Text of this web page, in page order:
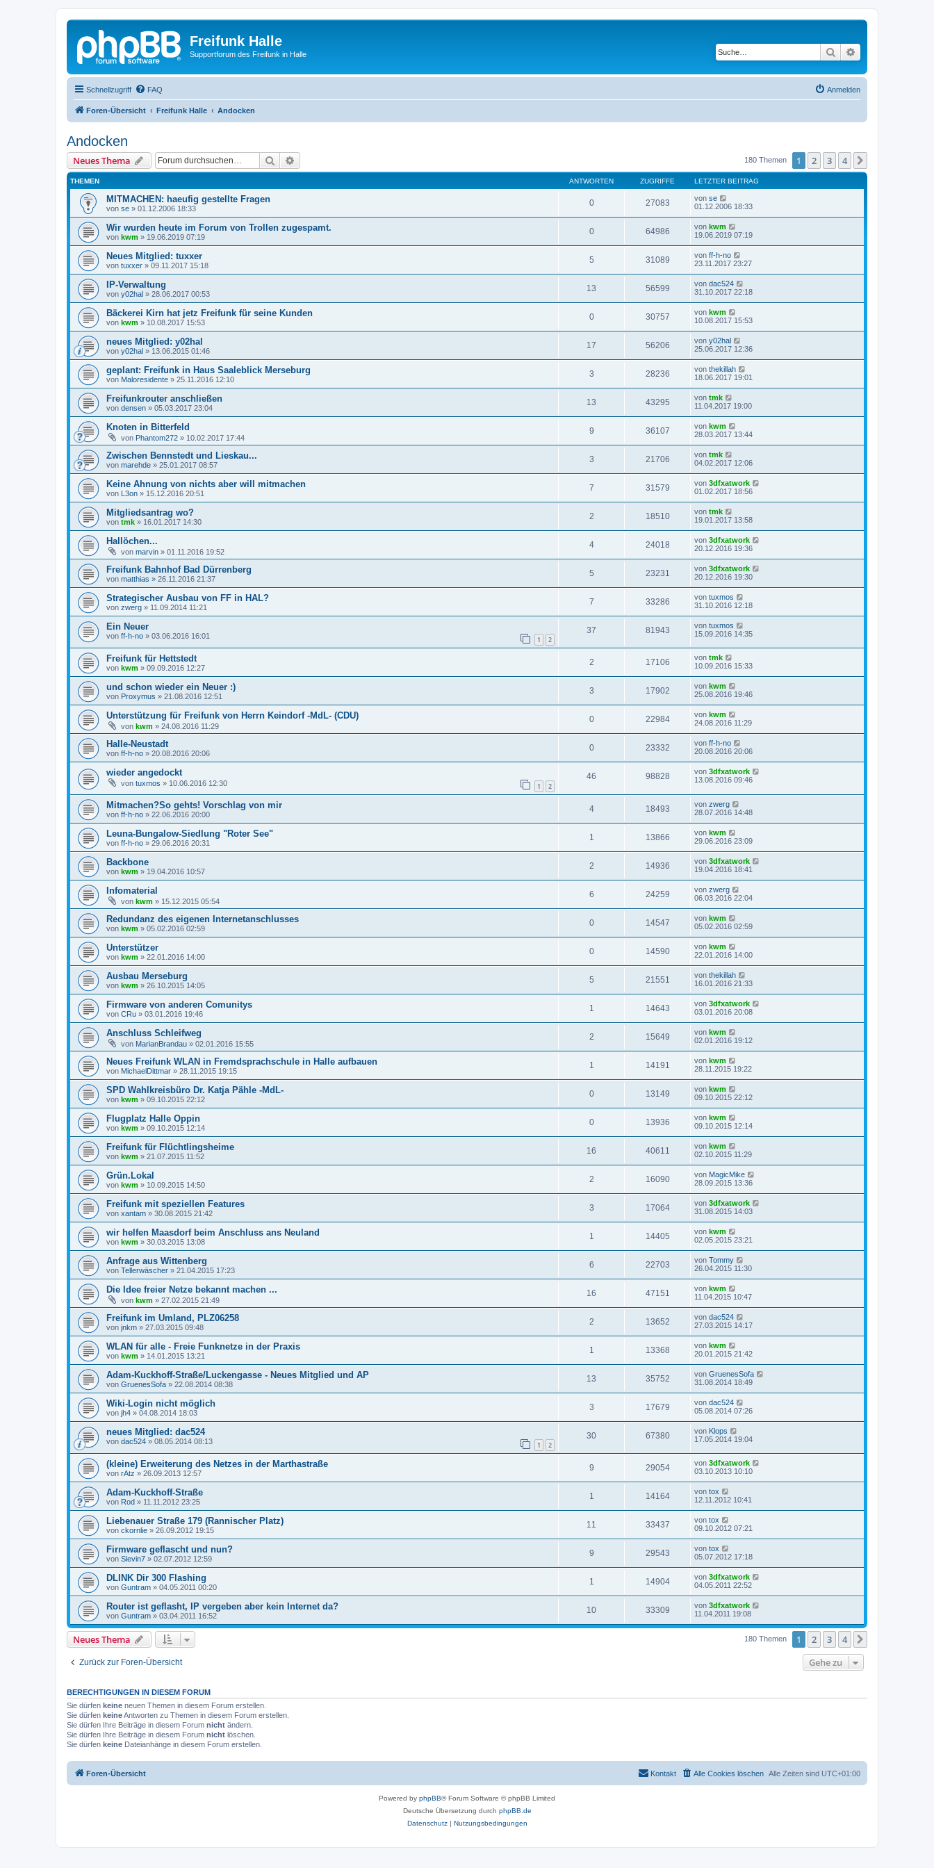
Freifunk Halle
Supportforum des Freifunk in Halle Suche
Schnellzugriff FAQ Anmelden
Foren-Übersicht Freifunk Halle Andocken
Andocken
Neues Thema Suche 180 Themen 1 2 3 4
THEMEN ANTWORTEN ZUGRIFFE LETZTER BEITRAG
MITMACHEN: haeufig gestellte Fragen
von se » 01.12.2006 18:33
0 27083 von se
01.12.2006 18:33
Wir wurden heute im Forum von Trollen zugespamt.
von kwm » 19.06.2019 07:19
0 64986 von kwm
19.06.2019 07:19
Neues Mitglied: tuxxer
von tuxxer » 09.11.2017 15:18
5 31089 von ff-h-no
23.11.2017 23:27
IP-Verwaltung
von y02hal » 28.06.2017 00:53
13 56599 von dac524
31.10.2017 22:18
Bäckerei Kirn hat jetz Freifunk für seine Kunden
von kwm » 10.08.2017 15:53
0 30757 von kwm
10.08.2017 15:53
neues Mitglied: y02hal
von y02hal » 13.06.2015 01:46
17 56206 von y02hal
25.06.2017 12:36
geplant: Freifunk in Haus Saaleblick Merseburg
von Maloresidente » 25.11.2016 12:10
3 28236 von thekillah
18.06.2017 19:01
Freifunkrouter anschließen
von densen » 05.03.2017 23:04
13 43295 von tmk
11.04.2017 19:00
Knoten in Bitterfeld
von Phantom272 » 10.02.2017 17:44
9 36107 von kwm
28.03.2017 13:44
Zwischen Bennstedt und Lieskau...
von marehde » 25.01.2017 08:57
3 21706 von tmk
04.02.2017 12:06
Keine Ahnung von nichts aber will mitmachen
von L3on » 15.12.2016 20:51
7 31579 von 3dfxatwork
01.02.2017 18:56
Mitgliedsantrag wo?
von tmk » 16.01.2017 14:30
2 18510 von tmk
19.01.2017 13:58
Hallöchen...
von marvin » 01.11.2016 19:52
4 24018 von 3dfxatwork
20.12.2016 19:36
Freifunk Bahnhof Bad Dürrenberg
von matthias » 26.11.2016 21:37
5 23231 von 3dfxatwork
20.12.2016 19:30
Strategischer Ausbau von FF in HAL?
von zwerg » 11.09.2014 11:21
7 33286 von tuxmos
31.10.2016 12:18
Ein Neuer
von ff-h-no » 03.06.2016 16:01 1 2
37 81943 von tuxmos
15.09.2016 14:35
Freifunk für Hettstedt
von kwm » 09.09.2016 12:27
2 17106 von tmk
10.09.2016 15:33
und schon wieder ein Neuer :)
von Proxymus » 21.08.2016 12:51
3 17902 von kwm
25.08.2016 19:46
Unterstützung für Freifunk von Herrn Keindorf -MdL- (CDU)
von kwm » 24.08.2016 11:29
0 22984 von kwm
24.08.2016 11:29
Halle-Neustadt
von ff-h-no » 20.08.2016 20:06
0 23332 von ff-h-no
20.08.2016 20:06
wieder angedockt
von tuxmos » 10.06.2016 12:30 1 2
46 98828 von 3dfxatwork
13.08.2016 09:46
Mitmachen?So gehts! Vorschlag von mir
von ff-h-no » 22.06.2016 20:00
4 18493 von zwerg
28.07.2016 14:48
Leuna-Bungalow-Siedlung "Roter See"
von ff-h-no » 29.06.2016 20:31
1 13866 von kwm
29.06.2016 23:09
Backbone
von kwm » 19.04.2016 10:57
2 14936 von 3dfxatwork
19.04.2016 18:41
Infomaterial
von kwm » 15.12.2015 05:54
6 24259 von zwerg
06.03.2016 22:04
Redundanz des eigenen Internetanschlusses
von kwm » 05.02.2016 02:59
0 14547 von kwm
05.02.2016 02:59
Unterstützer
von kwm » 22.01.2016 14:00
0 14590 von kwm
22.01.2016 14:00
Ausbau Merseburg
von kwm » 26.10.2015 14:05
5 21551 von thekillah
16.01.2016 21:33
Firmware von anderen Comunitys
von CRu » 03.01.2016 19:46
1 14643 von 3dfxatwork
03.01.2016 20:08
Anschluss Schleifweg
von MarianBrandau » 02.01.2016 15:55
2 15649 von kwm
02.01.2016 19:12
Neues Freifunk WLAN in Fremdsprachschule in Halle aufbauen
von MichaelDittmar » 28.11.2015 19:15
1 14191 von kwm
28.11.2015 19:22
SPD Wahlkreisbüro Dr. Katja Pähle -MdL-
von kwm » 09.10.2015 22:12
0 13149 von kwm
09.10.2015 22:12
Flugplatz Halle Oppin
von kwm » 09.10.2015 12:14
0 13936 von kwm
09.10.2015 12:14
Freifunk für Flüchtlingsheime
von kwm » 21.07.2015 11:52
16 40611 von kwm
02.10.2015 11:29
Grün.Lokal
von kwm » 10.09.2015 14:50
2 16090 von MagicMike
28.09.2015 13:36
Freifunk mit speziellen Features
von xantam » 30.08.2015 21:42
3 17064 von 3dfxatwork
31.08.2015 14:03
wir helfen Maasdorf beim Anschluss ans Neuland
von kwm » 30.03.2015 13:08
1 14405 von kwm
02.05.2015 23:21
Anfrage aus Wittenberg
von Tellerwäscher » 21.04.2015 17:23
6 22703 von Tommy
26.04.2015 11:30
Die Idee freier Netze bekannt machen ...
von kwm » 27.02.2015 21:49
16 47151 von kwm
11.04.2015 10:47
Freifunk im Umland, PLZ06258
von jnkm » 27.03.2015 09:48
2 13652 von dac524
27.03.2015 14:17
WLAN für alle - Freie Funknetze in der Praxis
von kwm » 14.01.2015 13:21
1 13368 von kwm
20.01.2015 21:42
Adam-Kuckhoff-Straße/Luckengasse - Neues Mitglied und AP
von GruenesSofa » 22.08.2014 08:38
13 35752 von GruenesSofa
31.08.2014 18:49
Wiki-Login nicht möglich
von jh4 » 04.08.2014 18:03
3 17679 von dac524
05.08.2014 07:26
neues Mitglied: dac524
von dac524 » 08.05.2014 08:13 1 2
30 67380 von Klops
17.05.2014 19:04
(kleine) Erweiterung des Netzes in der Marthastraße
von rAtz » 26.09.2013 12:57
9 29054 von 3dfxatwork
03.10.2013 10:10
Adam-Kuckhoff-Straße
von Rod » 11.11.2012 23:25
1 14164 von tox
12.11.2012 10:41
Liebenauer Straße 179 (Rannischer Platz)
von ckornlie » 26.09.2012 19:15
11 33437 von tox
09.10.2012 07:21
Firmware geflascht und nun?
von Slevin7 » 02.07.2012 12:59
9 29543 von tox
05.07.2012 17:18
DLINK Dir 300 Flashing
von Guntram » 04.05.2011 00:20
1 14904 von 3dfxatwork
04.05.2011 22:52
Router ist geflasht, IP vergeben aber kein Internet da?
von Guntram » 03.04.2011 16:52
10 33309 von 3dfxatwork
11.04.2011 19:08
Neues Thema 180 Themen 1 2 3 4
Zurück zur Foren-Übersicht Gehe zu
BERECHTIGUNGEN IN DIESEM FORUM
Sie dürfen keine neuen Themen in diesem Forum erstellen.
Sie dürfen keineAntworten zu Themen in diesem Forum erstellen.
Sie dürfen Ihre Beiträge in diesem Forum nicht ändern.
Sie dürfen Ihre Beiträge in diesem Forum nicht löschen.
Sie dürfen keine Dateianhänge in diesem Forum erstellen.
Foren-Übersicht Alle Zeiten sind UTC+01:00
Alle Cookies löschen
Kontakt
Powered by phpBB® Forum Software © phpBB Limited
Deutsche Übersetzung durch phpBB.de
Datenschutz| Nutzungsbedingungen